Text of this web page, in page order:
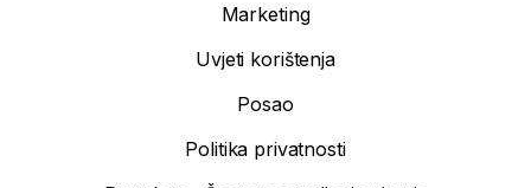
Marketing
Uvjeti korištenja
Posao
Politika privatnosti